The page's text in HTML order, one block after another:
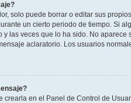
solo puede borrar o editar sus
un cierto periodo de tiempo. Si
las veces que lo ha sido. No
aclaratorio. Los usuarios
crearla en el Panel de Control de